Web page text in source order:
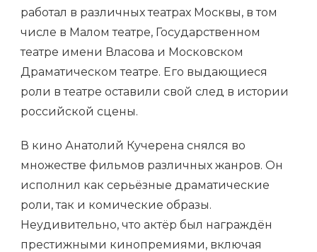
работал в различных театрах Москвы, в том
числе в Малом театре, Государственном
театре имени Власова и Московском
Драматическом театре. Его выдающиеся
роли в театре оставили свой след в истории
российской сцены.
В кино Анатолий Кучерена снялся во
множестве фильмов различных жанров. Он
исполнил как серьёзные драматические
роли, так и комические образы.
Неудивительно, что актёр был награждён
престижными кинопремиями, включая